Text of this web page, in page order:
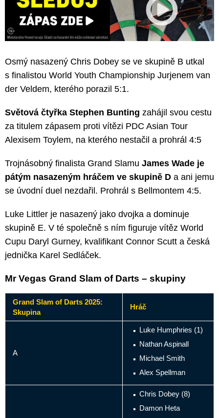
Osmý nasazený Chris Dobey se ve skupině B utkal
s finalistou World Youth Championship Jurjenem van
der Veldem, kterého porazil 5:1.
Světová čtyřka Stephen Bunting zahájil svou cestu
za titulem zápasem proti vítězi PDC Asian Tour
Alexisem Toylem, na kterého nestačil a prohrál 4:5
Trojnásobný finalista Grand Slamu James Wade je
pátým nasazeným hráčem ve skupině D a ani jemu
se úvodní duel nezdařil. Prohrál s Bellmontem 4:5.
Luke Littler je nasazený jako dvojka a dominuje
skupině E. V té společně s ním figuruje vítěz World
Cupu Daryl Gurney, kvalifikant Connor Scutt a česká
jednička Karel Sedláček.
Mr Vegas Grand Slam of Darts – skupiny
Grand Slam of Darts 2025:
Skupina
Hráč
A
Luke Humphries (1)
Nathan Aspinall
Michael Smith
Alex Spellman
Chris Dobey (8)
Damon Heta